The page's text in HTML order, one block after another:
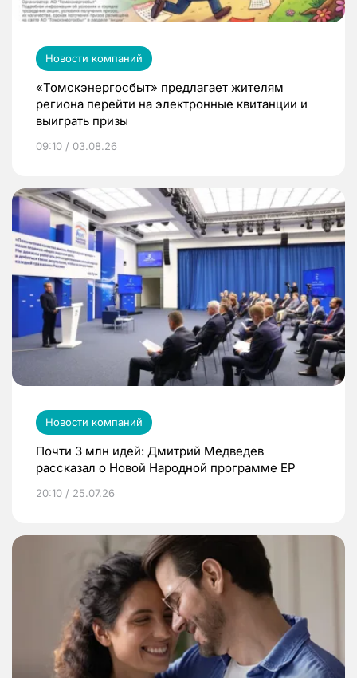
Новости компаний
«Томскэнергосбыт» предлагает жителям
региона перейти на электронные квитанции и
выиграть призы
09:10 / 03.08.26
Новости компаний
Почти 3 млн идей: Дмитрий Медведев
рассказал о Новой Народной программе ЕР
20:10 / 25.07.26